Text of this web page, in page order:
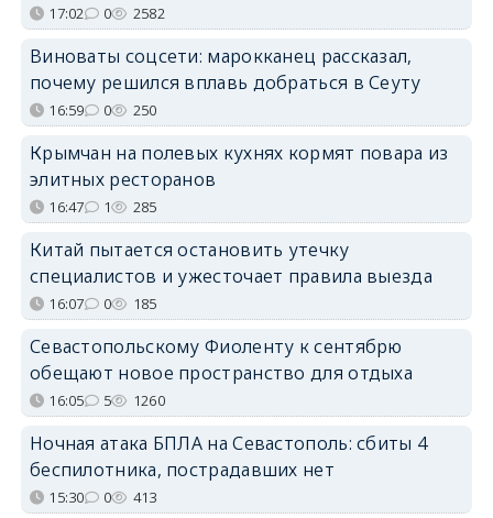
17:02 0 2582
Виноваты соцсети: марокканец рассказал,
почему решился вплавь добраться в Сеуту
16:59 0 250
Крымчан на полевых кухнях кормят повара из
элитных ресторанов
16:47 1 285
Китай пытается остановить утечку
специалистов и ужесточает правила выезда
16:07 0 185
Севастопольскому Фиоленту к сентябрю
обещают новое пространство для отдыха
16:05 5 1260
Ночная атака БПЛА на Севастополь: сбиты 4
беспилотника, пострадавших нет
15:30 0 413